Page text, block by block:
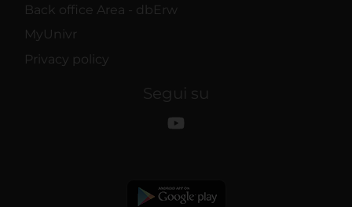
Back office Area - dbErw
MyUnivr
Privacy policy
Segui su